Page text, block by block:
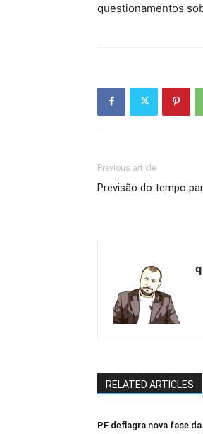
questionamentos
Previous article
Previsão do tempo
RELATED ARTICLES
PF deflagra nova fase